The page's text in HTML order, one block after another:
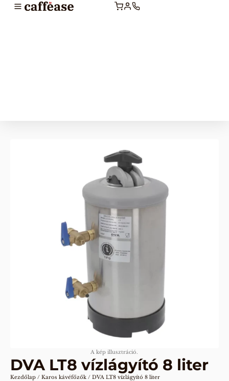
A kép illusztráció.
Kezdőlap /Karos kávéfőzők / DVA LT8 vízlágyító 8 liter
DVA LT8 vízlágyító 8 liter